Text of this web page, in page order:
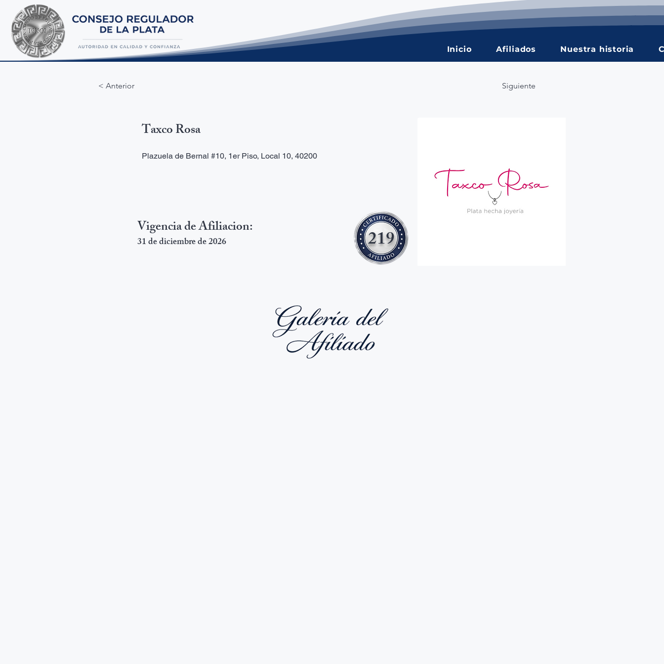
Inicio Afiliados Nuestra historia
< Anterior Siguiente
Taxco Rosa
Plazuela de Bernal #10, 1er Piso, Local 10, 40200
31 de diciembre de 2026
Vigencia de Afiliacion: 219